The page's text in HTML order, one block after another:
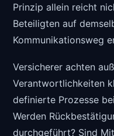
Prinzip allein reicht
Beteiligten auf
Kommunikationsweg
Versicherer achten
Verantwortlichkeiten
definierte Prozesse
Werden
durchgeführt? Sind